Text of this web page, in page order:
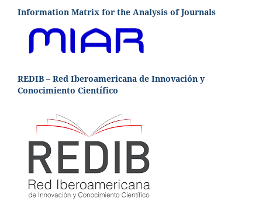
Information Matrix for the Analysis of Journals
REDIB – Red Iberoamericana de Innovación y
Conocimiento Científico